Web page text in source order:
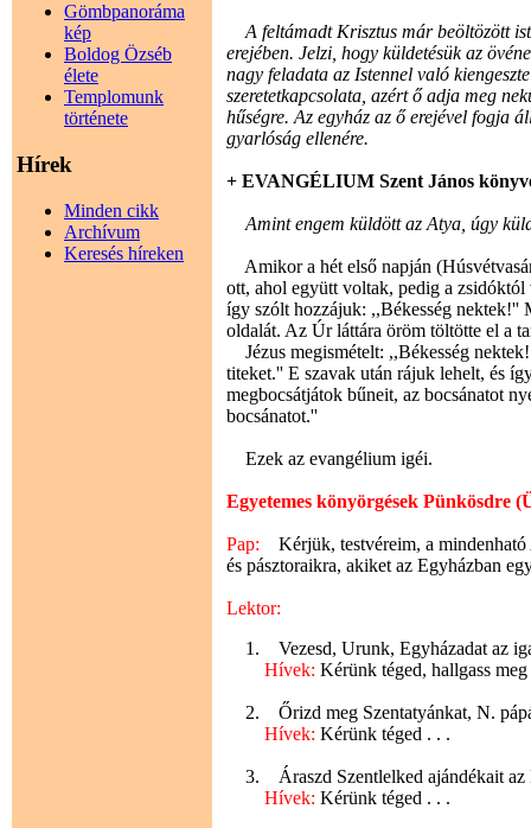
Gömbpanoráma
kép
Boldog Özséb
élete
Templomunk
története
Hírek
Minden cikk
Archívum
Keresés híreken
A feltámadt Krisztus már beöltözött
erejében. Jelzi, hogy küldetésük az
nagy feladata az Istennel való
szeretetkapcsolata, azért ő adja meg
hűségre. Az egyház az ő erejével fogja
gyarlóság ellenére.
+ EVANGÉLIUM Szent János
Amint engem küldött az Atya, úgy
Amikor a hét első napján
ott, ahol együtt voltak, pedig a
így szólt hozzájuk: ,,Békesség nektek!''
oldalát. Az Úr láttára öröm töltötte el a
Jézus megismételt: ,,Békesség
titeket.'' E szavak után rájuk lehelt, és
megbocsátjátok bűneit, az bocsánatot
bocsánatot.''
Ezek az evangélium igéi.
Egyetemes könyörgések Pünkösdre
Pap: Kérjük, testvéreim, a mindenható
és pásztoraikra, akiket az Egyházban
Lektor:
1. Vezesd, Urunk, Egyházadat az
Hívek: Kérünk téged, hallgass
2. Őrizd meg Szentatyánkat, N.
Hívek: Kérünk téged . . .
3. Áraszd Szentlelked ajándékait az
Hívek: Kérünk téged . . .